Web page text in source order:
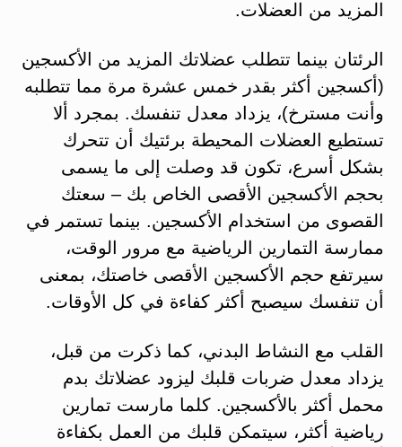
المزيد من العضلات.
الرئتان بينما تتطلب عضلاتك المزيد من الأكسجين
(أكسجين أكثر بقدر خمس عشرة مرة مما تتطلبه
وأنت مسترخ)، يزداد معدل تنفسك. بمجرد ألا
تستطيع العضلات المحيطة برئتيك أن تتحرك
بشكل أسرع، تكون قد وصلت إلى ما يسمى
بحجم الأكسجين الأقصى الخاص بك – سعتك
القصوى من استخدام الأكسجين. بينما تستمر في
ممارسة التمارين الرياضية مع مرور الوقت،
سيرتفع حجم الأكسجين الأقصى خاصتك، بمعنى
أن تنفسك سيصبح أكثر كفاءة في كل الأوقات.
القلب مع النشاط البدني، كما ذكرت من قبل،
يزداد معدل ضربات قلبك ليزود عضلاتك بدم
محمل أكثر بالأكسجين. كلما مارست تمارين
رياضية أكثر، سيتمكن قلبك من العمل بكفاءة